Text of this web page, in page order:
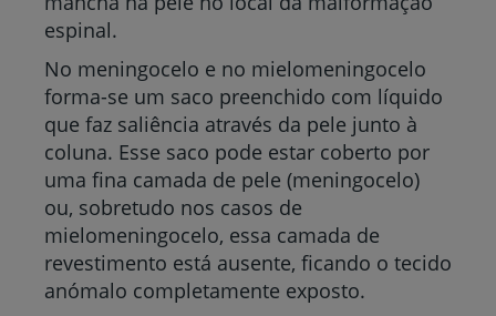
espinal.
No meningocelo e no mielomeningocelo
forma-se um saco preenchido com líquido
que faz saliência através da pele junto à
coluna. Esse saco pode estar coberto por
uma fina camada de pele (meningocelo)
ou, sobretudo nos casos de
mielomeningocelo, essa camada de
revestimento está ausente, ficando o tecido
anómalo completamente exposto.